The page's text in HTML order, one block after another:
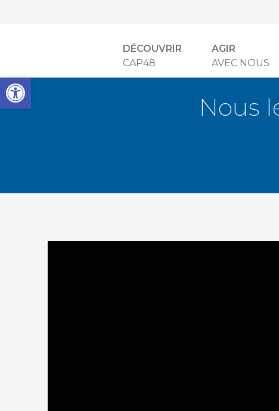
DÉCOUVRIR
CAP48
AGIR
AVEC NOUS
Nous
Open toolbar